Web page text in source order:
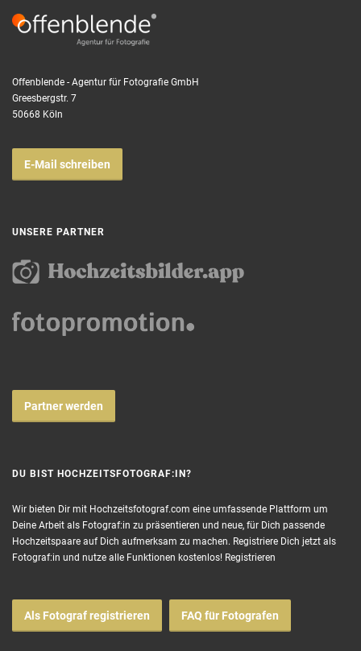
Offenblende - Agentur für Fotografie GmbH
Greesbergstr. 7
50668 Köln
E-Mail schreiben
UNSERE PARTNER
Partner werden
DU BIST HOCHZEITSFOTOGRAF:IN?
Wir bieten Dir mit Hochzeitsfotograf.com eine umfassende Plattform um
Deine Arbeit als Fotograf:in zu präsentieren und neue, für Dich passende
Hochzeitspaare auf Dich aufmerksam zu machen. Registriere Dich jetzt als
Fotograf:in und nutze alle Funktionen kostenlos! Registrieren
Als Fotograf registrieren FAQ für Fotografen